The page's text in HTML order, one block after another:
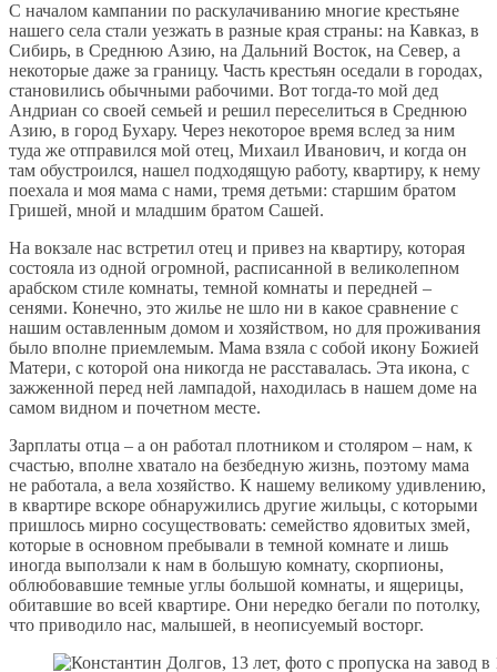
С началом кампании по раскулачиванию многие крестьяне
нашего села стали уезжать в разные края страны: на Кавказ, в
Сибирь, в Среднюю Азию, на Дальний Восток, на Север, а
некоторые даже за границу. Часть крестьян оседали в городах,
становились обычными рабочими. Вот тогда-то мой дед
Андриан со своей семьей и решил переселиться в Среднюю
Азию, в город Бухару. Через некоторое время вслед за ним
туда же отправился мой отец, Михаил Иванович, и когда он
там обустроился, нашел подходящую работу, квартиру, к нему
поехала и моя мама с нами, тремя детьми: старшим братом
Гришей, мной и младшим братом Сашей.
На вокзале нас встретил отец и привез на квартиру, которая
состояла из одной огромной, расписанной в великолепном
арабском стиле комнаты, темной комнаты и передней –
сенями. Конечно, это жилье не шло ни в какое сравнение с
нашим оставленным домом и хозяйством, но для проживания
было вполне приемлемым. Мама взяла с собой икону Божией
Матери, с которой она никогда не расставалась. Эта икона, с
зажженной перед ней лампадой, находилась в нашем доме на
самом видном и почетном месте.
Зарплаты отца – а он работал плотником и столяром – нам, к
счастью, вполне хватало на безбедную жизнь, поэтому мама
не работала, а вела хозяйство. К нашему великому удивлению,
в квартире вскоре обнаружились другие жильцы, с которыми
пришлось мирно сосуществовать: семейство ядовитых змей,
которые в основном пребывали в темной комнате и лишь
иногда выползали к нам в большую комнату, скорпионы,
облюбовавшие темные углы большой комнаты, и ящерицы,
обитавшие во всей квартире. Они нередко бегали по потолку,
что приводило нас, малышей, в неописуемый восторг.